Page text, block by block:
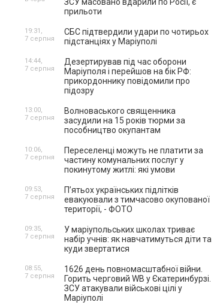
прильоти
СБС підтвердили удари по чотирьох
підстанціях у Маріуполі
19:31,
7 серпня
Дезертирував під час оборони
Маріуполя і перейшов на бік РФ:
прикордоннику повідомили про
підозру
14:44,
7 серпня
Волноваського священника
засудили на 15 років тюрми за
пособництво окупантам
13:00,
7 серпня
Переселенці можуть не платити за
частину комунальних послуг у
покинутому житлі: які умови
10:06,
7 серпня
П’ятьох українських підлітків
евакуювали з тимчасово окупованої
території, - ФОТО
09:53,
7 серпня
У маріупольських школах триває
набір учнів: як навчатимуться діти та
куди звертатися
09:35,
7 серпня
1626 день повномасштабної війни.
Горить черговий WB у Єкатеринбурзі.
ЗСУ атакували військові цілі у
Маріуполі
08:55,
7 серпня